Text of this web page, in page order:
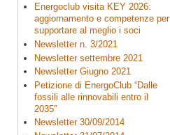
Energoclub visita KEY 2026:
aggiornamento e competenze per
supportare al meglio i soci
Newsletter n. 3/2021
Newsletter settembre 2021
Newsletter Giugno 2021
Petizione di EnergoClub “Dalle
fossili alle rinnovabili entro il
2035”
Newsletter 30/09/2014